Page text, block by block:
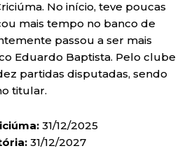
No início, teve poucas
mais tempo no banco de
passou a ser mais
Eduardo Baptista. Pelo clube
partidas disputadas, sendo
titular.
31/12/2025
31/12/2027